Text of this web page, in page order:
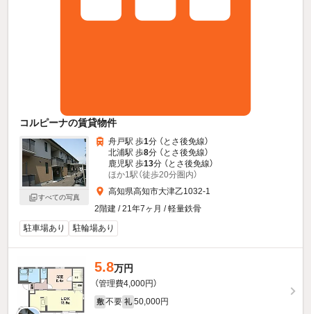
コルピーナの賃貸物件
すべての写真
舟戸駅 歩1分 （とさ後免線）
北浦駅 歩8分 （とさ後免線）
鹿児駅 歩13分 （とさ後免線）
ほか1駅（徒歩20分圏内）
高知県高知市大津乙1032-1
2階建 / 21年7ヶ月 / 軽量鉄骨
駐車場あり
駐輪場あり
5.8万円
（管理費4,000円）
敷 不要 礼 50,000円